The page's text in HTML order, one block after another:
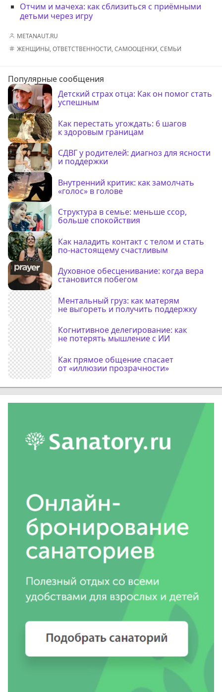
Отчим и мачеха: как сблизиться с приёмными
детьми через игру
METANAUT.RU
ЖЕНЩИНЫ,ОТВЕТСТВЕННОСТИ,САМООЦЕНКИ,СЕМЬИ
Популярные сообщения
Детский страх отца: Как он помог стать
успешным
Как перестать угождать: 6 шагов
к здоровым границам
СДВГ у родителей: диагноз для ясности
и поддержки
Внутренний критик: как замолчать
«голос» в голове
Структура в семье: меньше ссор,
больше спокойствия
Как наладить контакт с телом и стать
по-настоящему счастливым
Духовное обесценивание: когда вера
становится побегом
Ментальный груз: как матерям
не выгореть и получить поддержку
Когнитивное делегирование: как
не потерять мышление с ИИ
Как прямое общение спасает
от «иллюзии прозрачности»